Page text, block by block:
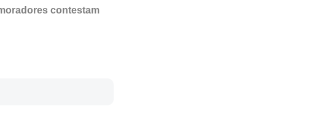
contestam